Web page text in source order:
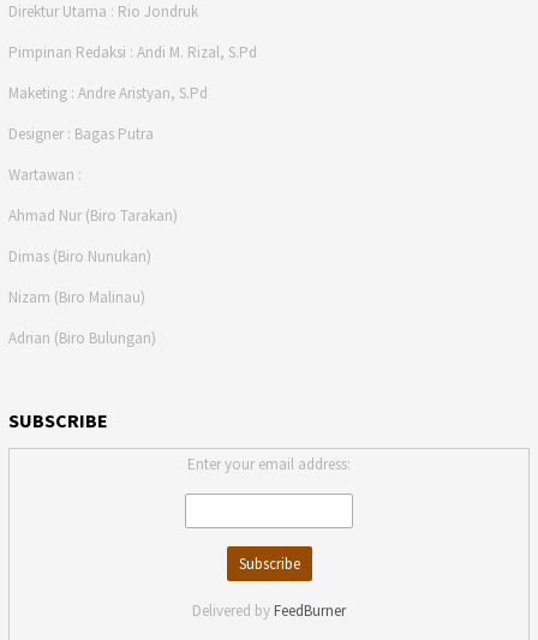
Direktur Utama : Rio Jondruk
Pimpinan Redaksi : Andi M. Rizal, S.Pd
Maketing : Andre Aristyan, S.Pd
Designer : Bagas Putra
Wartawan :
Ahmad Nur (Biro Tarakan)
Dimas (Biro Nunukan)
Nizam (Biro Malinau)
Adrian (Biro Bulungan)
SUBSCRIBE
Enter your email address:
Delivered by FeedBurner